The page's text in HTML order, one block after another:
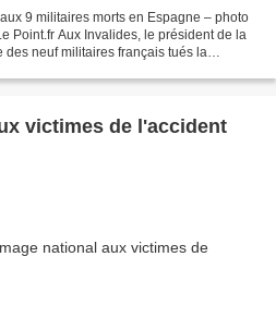
9 militaires morts en Espagne – photo
Point.fr Aux Invalides, le président de la
neuf militaires français tués la
victimes de l'accident